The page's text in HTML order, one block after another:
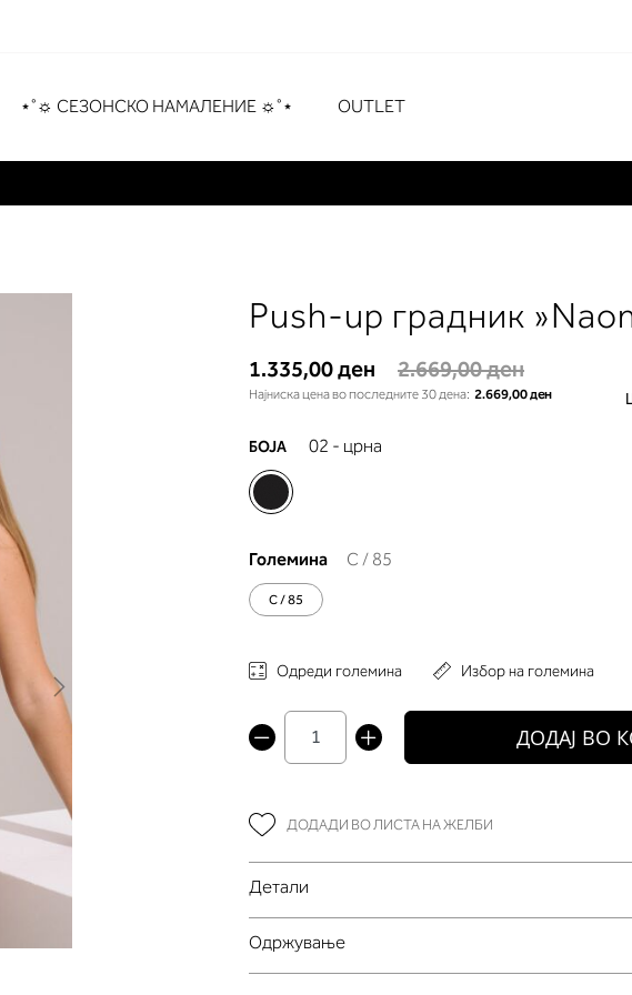
⋆˚☼ СЕЗОНСКО НАМАЛЕНИЕ ☼˚⋆ OUTLET
Push-up градник
1.335,00 ден 2.669,00 ден
Најниска цена во последните 30 дена: 2.669,00 ден
БОЈА 02 - црна
Големина C / 85
C / 85
Одреди големина Избор на големина
ДОДАЈ ВО
ДОДАДИ ВО ЛИСТА НА ЖЕЛБИ
Детали
Oдржување